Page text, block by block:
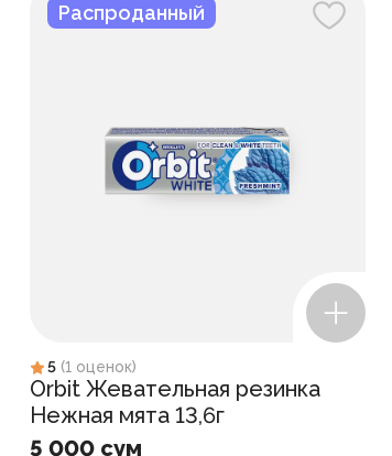
Распроданный
5 (1 оценок)
Orbit Жевательная резинка
Нежная мята 13,6г
5 000 сум